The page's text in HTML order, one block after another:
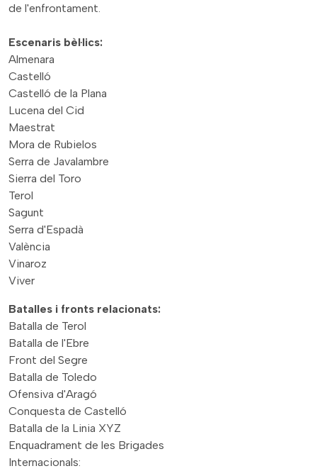
de l'enfrontament.
Escenaris bèl·lics:
Almenara
Castelló
Castelló de la Plana
Lucena del Cid
Maestrat
Mora de Rubielos
Serra de Javalambre
Sierra del Toro
Terol
Sagunt
Serra d'Espadà
València
Vinaroz
Viver
Batalles i fronts relacionats:
Batalla de Terol
Batalla de l'Ebre
Front del Segre
Batalla de Toledo
Ofensiva d'Aragó
Conquesta de Castelló
Batalla de la Linia XYZ
Enquadrament de les Brigades
Internacionals: